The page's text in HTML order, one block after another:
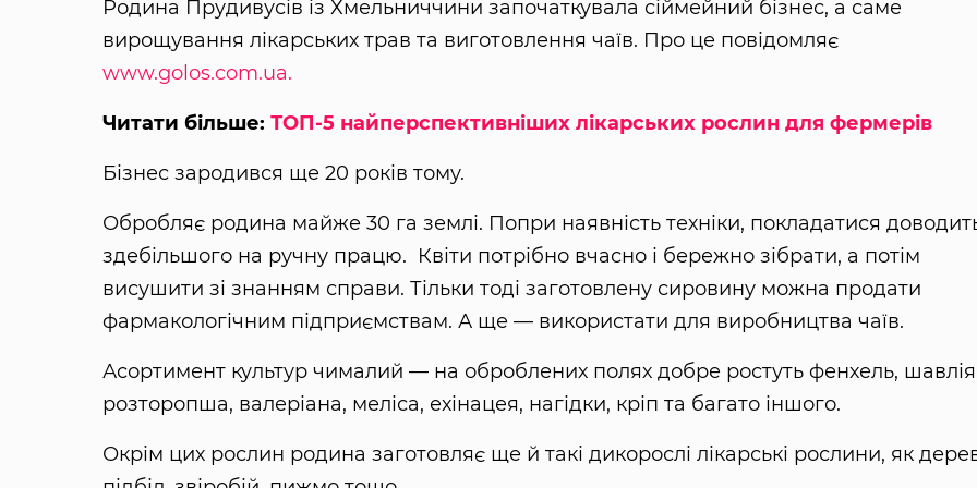
Родина Прудивусів із Хмельниччини започаткувала сіймейний бізнес, а саме
вирощування лікарських трав та виготовлення чаїв. Про це повідомляє
www.golos.com.ua.
Читати більше: ТОП-5 найперспективніших лікарських рослин для фермерів
Бізнес зародився ще 20 років тому.
Обробляє родина майже 30 га землі. Попри наявність техніки, покладатися
здебільшого на ручну працю. Квіти потрібно вчасно і бережно зібрати, а потім
висушити зі знанням справи. Тільки тоді заготовлену сировину можна продати
фармакологічним підприємствам. А ще — використати для виробництва чаїв.
Асортимент культур чималий — на оброблених полях добре ростуть фенхель,
розторопша, валеріана, меліса, ехінацея, нагідки, кріп та багато іншого.
Окрім цих рослин родина заготовляє ще й такі дикорослі лікарські рослини, як